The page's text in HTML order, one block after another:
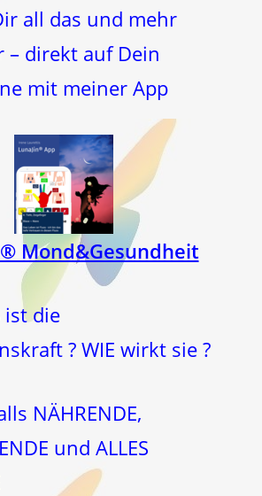
all das und mehr
– direkt auf Dein
mit meiner App
Mond&Gesundheit
ist die
? WIE wirkt sie ?
NÄHRENDE,
und ALLES